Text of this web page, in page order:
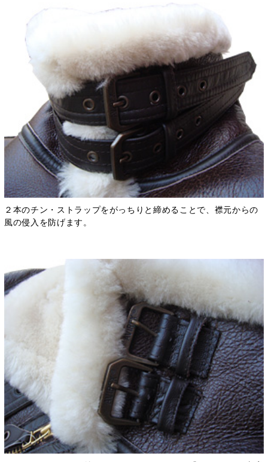
２本のチン・ストラップをがっちりと締めることで、襟元からの
風の侵入を防げます。